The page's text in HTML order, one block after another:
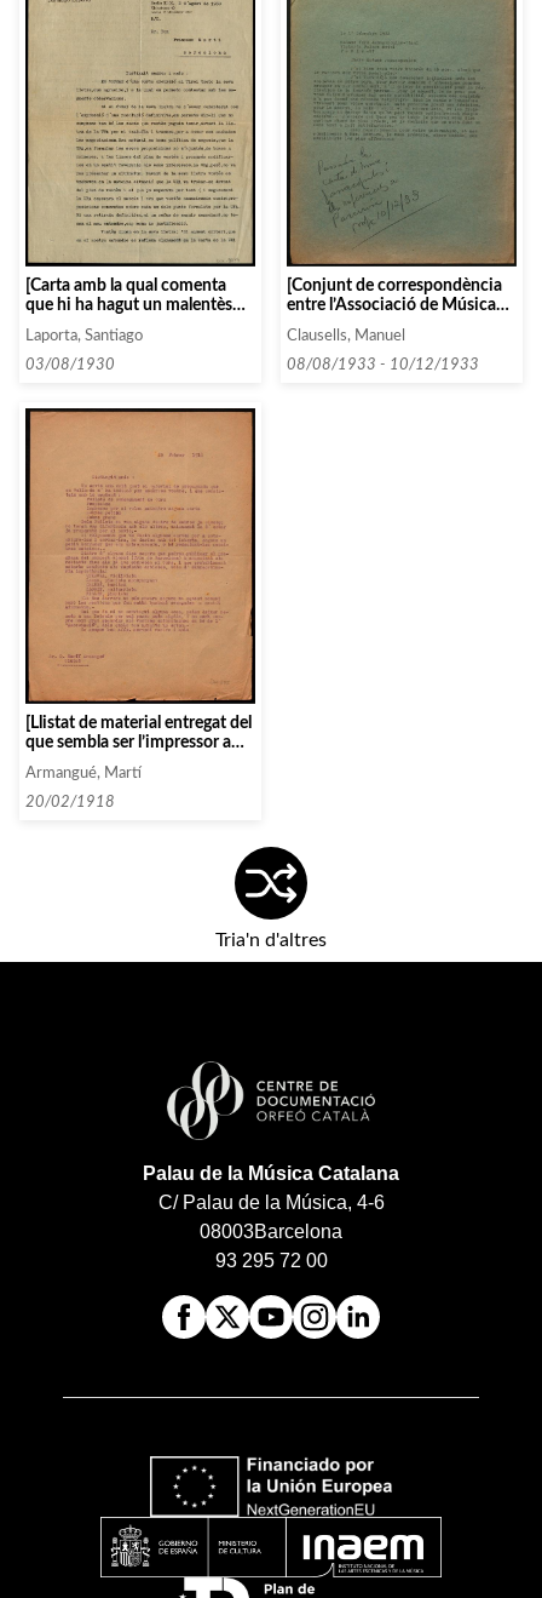
[Carta amb la qual comenta
que hi ha hagut un malentès
respecte a la posició de
l’Universum Film
Aktiengesellschaft i espera no
Laporta, Santiago
03/08/1930
[Conjunt de correspondència
entre l’Associació de Música
da Càmera i diverses persones i
entitats que comencen amb les
lletres J i K, entre 1933 i 1934]
Clausells, Manuel
08/08/1933 - 10/12/1933
[Llistat de material entregat del
que sembla ser l’impressor a
qui l’Associació encarrega
follets, impressos, programes
etc]
Armangué, Martí
20/02/1918
Tria'n d'altres
Palau de la Música Catalana
C/ Palau de la Música, 4-6
08003Barcelona
93 295 72 00